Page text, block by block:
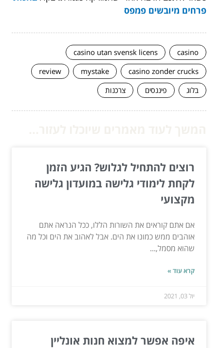
פרחים מיובשים פמפס
casino
casino utan svensk licens
casino zonder crucks
mystake
review
בלוג
פיננסים צרכנות
רוצים להתחיל לגלוש? הגיע הזמן
לקחת לימודי גלישה במועדון גלישה
מקצועי
אם אתם קוראים את השורות הללו, ככל הנראה אתם
אוהבים ממש כמונו את הים. אבל לאהוב את הים וכל מה
שהוא מסמל,...
קרא עוד »
יול 03, 2021
איפה אפשר למצוא חנות אונליין